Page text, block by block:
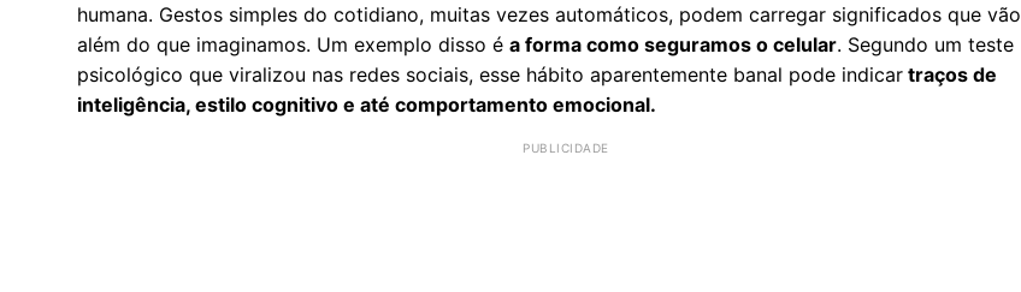
humana. Gestos simples do cotidiano, muitas vezes automáticos, podem carregar significados que vão
além do que imaginamos. Um exemplo disso é a forma como seguramos o celular. Segundo um teste
psicológico que viralizou nas redes sociais, esse hábito aparentemente banal pode indicar traços de
inteligência, estilo cognitivo e até comportamento emocional.